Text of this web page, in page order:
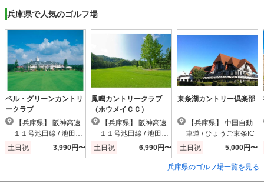
兵庫県で人気のゴルフ場
ベル・グリーンカントリ
ークラブ
１１号池田線 / 池田木
部IC
土日祝 3,990円〜
鳳鳴カントリークラブ
（ホウメイＣＣ）
１１号池田線 / 池田木
部IC
土日祝 6,990円〜
東条湖カントリー倶楽部
車道 / ひょうご東条IC
土日祝
5,000円〜
兵庫県のゴルフ場一覧を見る